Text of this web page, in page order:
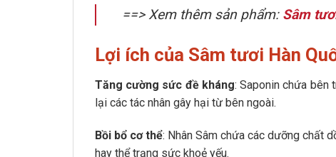
==> Xem thêm sản phẩm: Sâm
Lợi ích của Sâm tươi Hàn
Tăng cường sức đề kháng: Saponin chứa bên
lại các tác nhân gây hại từ bên ngoài.
Bồi bổ cơ thể: Nhân Sâm chứa các dưỡng chất
hay thể trạng sức khoẻ yếu.